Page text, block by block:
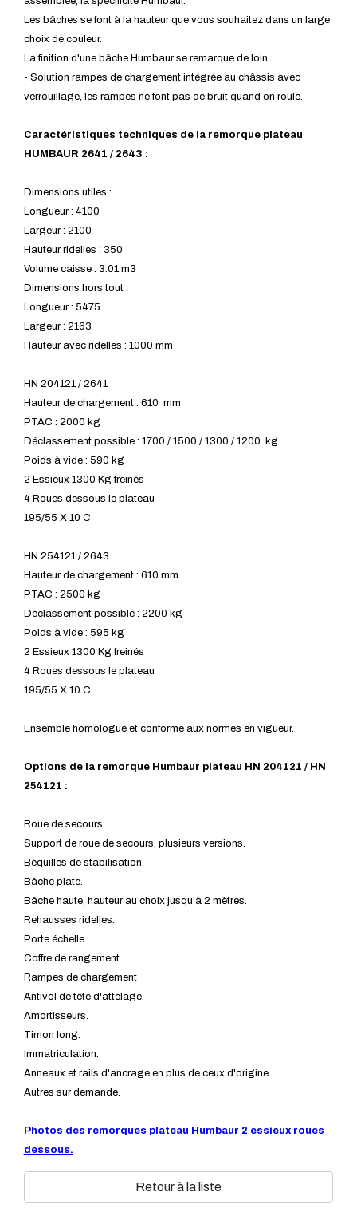
Les bâches se font à la hauteur que vous souhaitez dans un large
choix de couleur.
La finition d'une bâche Humbaur se remarque de loin.
- Solution rampes de chargement intégrée au châssis avec
verrouillage, les rampes ne font pas de bruit quand on roule.
Caractéristiques techniques de la remorque plateau
HUMBAUR 2641 / 2643 :
Dimensions utiles :
Longueur : 4100
Largeur : 2100
Hauteur ridelles : 350
Volume caisse : 3.01 m3
Dimensions hors tout :
Longueur : 5475
Largeur : 2163
Hauteur avec ridelles : 1000 mm
HN 204121 / 2641
Hauteur de chargement : 610 mm
PTAC : 2000 kg
Déclassement possible : 1700 / 1500 / 1300 / 1200 kg
Poids à vide : 590 kg
2 Essieux 1300 Kg freinés
4 Roues dessous le plateau
195/55 X 10 C
HN 254121 / 2643
Hauteur de chargement : 610 mm
PTAC : 2500 kg
Déclassement possible : 2200 kg
Poids à vide : 595 kg
2 Essieux 1300 Kg freinés
4 Roues dessous le plateau
195/55 X 10 C
Ensemble homologué et conforme aux normes en vigueur.
Options de la remorque Humbaur plateau HN 204121 / HN
254121 :
Roue de secours
Support de roue de secours, plusieurs versions.
Béquilles de stabilisation.
Bâche plate.
Bâche haute, hauteur au choix jusqu'à 2 mètres.
Rehausses ridelles.
Porte échelle.
Coffre de rangement
Rampes de chargement
Antivol de tête d'attelage.
Amortisseurs.
Timon long.
Immatriculation.
Anneaux et rails d'ancrage en plus de ceux d'origine.
Autres sur demande.
Photos des remorques plateau Humbaur 2 essieux roues
dessous.
Retour à la liste